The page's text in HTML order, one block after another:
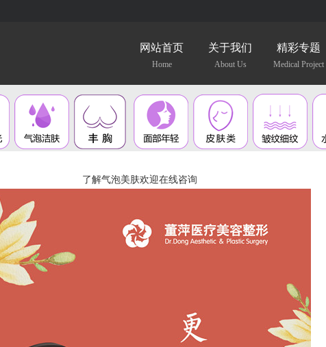
网站首页
Home
关于我们
About Us
精彩专题
Medical Project
了解气泡美肤欢迎在线咨询